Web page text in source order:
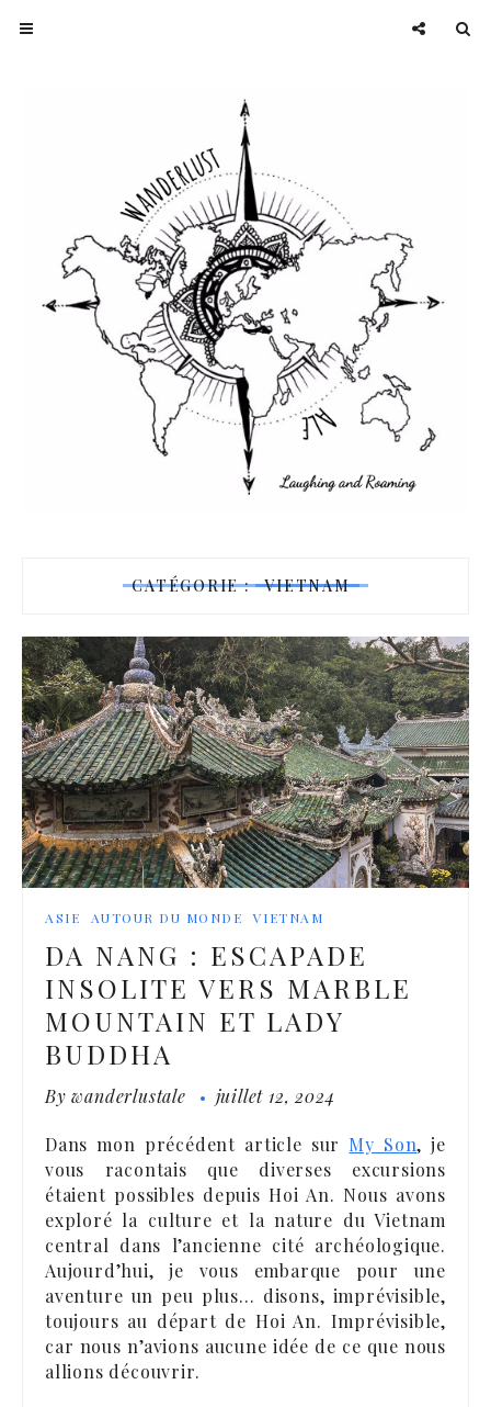
CATÉGORIE : VIETNAM
ASIE AUTOUR DU MONDE VIETNAM
DA NANG : ESCAPADE
INSOLITE VERS MARBLE
MOUNTAIN ET LADY
BUDDHA
Bywanderlustale juillet 12, 2024
Dans mon précédent article sur My Son, je
vous racontais que diverses excursions
étaient possibles depuis Hoi An. Nous avons
exploré la culture et la nature du Vietnam
central dans l’ancienne cité archéologique.
Aujourd’hui, je vous embarque pour une
aventure un peu plus… disons, imprévisible,
toujours au départ de Hoi An. Imprévisible,
car nous n’avions aucune idée de ce que nous
allions découvrir.